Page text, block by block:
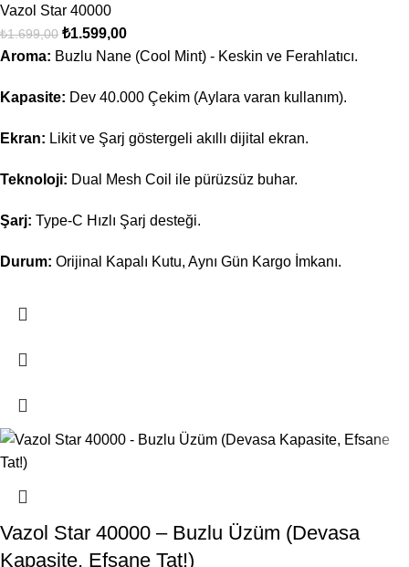
Vazol Star 40000
₺1.699,00 ₺1.599,00
Aroma: Buzlu Nane (Cool Mint) - Keskin ve Ferahlatıcı.
Kapasite: Dev 40.000 Çekim (Aylara varan kullanım).
Ekran: Likit ve Şarj göstergeli akıllı dijital ekran.
Teknoloji: Dual Mesh Coil ile pürüzsüz buhar.
Şarj: Type-C Hızlı Şarj desteği.
Durum: Orijinal Kapalı Kutu, Aynı Gün Kargo İmkanı.
Vazol Star 40000 – Buzlu Üzüm (Devasa
Kapasite, Efsane Tat!)